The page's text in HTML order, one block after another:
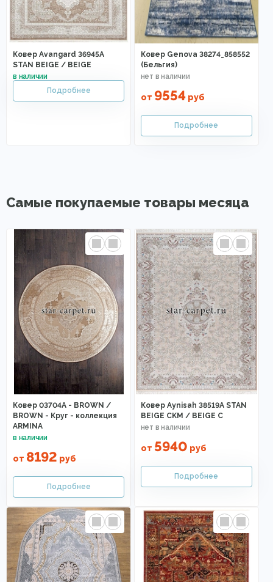
Ковер Avangard 36945A
STAN BEIGE / BEIGE
Ковер Genova 38274_858552
(Бельгия)
от 9554руб
Самые покупаемые товары месяца
Ковер 03704A - BROWN /
BROWN - Круг - коллекция
ARMINA
от 8192 руб
Ковер Aynisah 38519A STAN
BEIGE CKM / BEIGE C
от 5940 руб